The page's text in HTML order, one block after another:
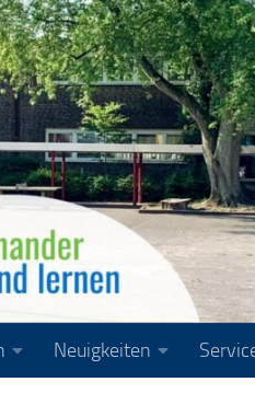
Neuigkeiten